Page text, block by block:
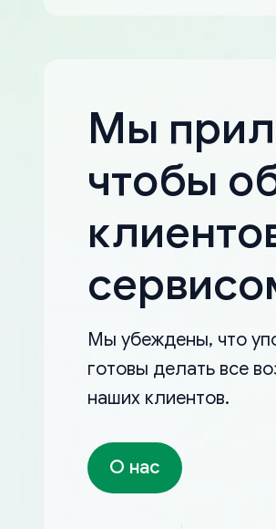
Мы
чтобы
Мы убеждены, что
готовы делать все
наших клиентов.
О нас